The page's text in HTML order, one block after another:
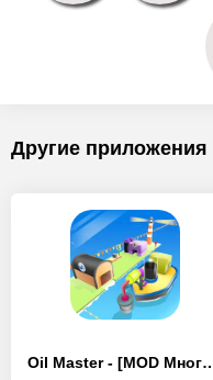
Другие приложения
Oil Master -